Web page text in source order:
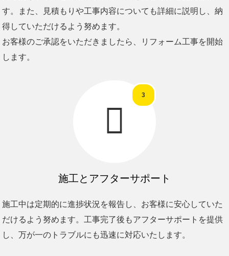
す。また、見積もりや工事内容についても詳細に説明し、納
得していただけるよう努めます。
お客様のご承認をいただきましたら、リフォーム工事を開始
します。

3
施工とアフターサポート
施工中は定期的に進捗状況を報告し、お客様に安心していた
だけるよう努めます。工事完了後もアフターサポートを提供
し、万が一のトラブルにも迅速に対応いたします。